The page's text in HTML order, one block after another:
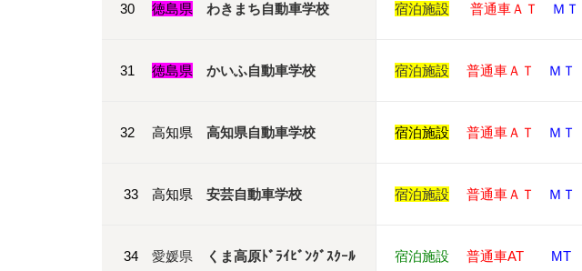
30 徳島県 わきまち自動車学校 宿泊施設 普通車ＡＴ ＭＴ
31 徳島県 かいふ自動車学校 宿泊施設 普通車ＡＴ ＭＴ
32 高知県 高知県自動車学校 宿泊施設 普通車ＡＴ ＭＴ
33 高知県 安芸自動車学校 宿泊施設 普通車ＡＴ ＭＴ
34 愛媛県 くま高原ﾄﾞﾗｲﾋﾞﾝｸﾞｽｸｰﾙ 宿泊施設 普通車AT MT